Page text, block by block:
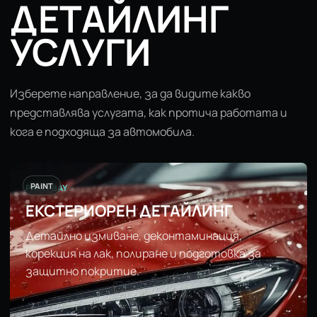
ДЕТАЙЛИНГ
УСЛУГИ
Изберете направление, за да видите какво
представлява услугата, как протича работата и
кога е подходяща за автомобила.
PAINT
PAINT BAY
ЕКСТЕРИОРЕН ДЕТАЙЛИНГ
Детайлно измиване, деконтаминация,
корекция на лак, полиране и подготовка за
защитно покритие.